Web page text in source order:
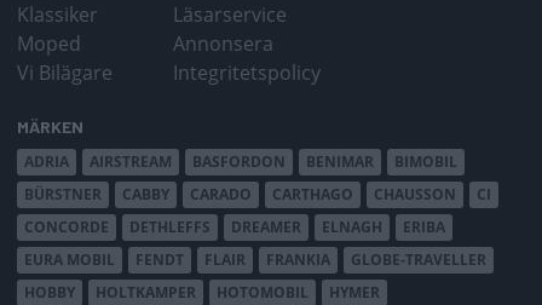
Klassiker
Moped
Vi Bilägare
Läsarservice
Annonsera
Integritetspolicy
MÄRKEN
ADRIA
AIRSTREAM BASFORDON BENIMAR
BIMOBIL
BÜRSTNER
CABBY CARADO CARTHAGO CHAUSSON
CI
CONCORDE
DETHLEFFS DREAMER ELNAGH
ERIBA
EURA MOBIL
FENDT FLAIR FRANKIA
GLOBE-TRAVELLER
HOBBY
HOLTKAMPER HOTOMOBIL HYMER